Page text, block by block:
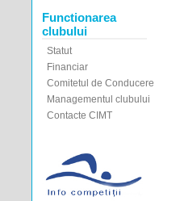
Functionarea
clubului
Statut
Financiar
Comitetul de Conducere
Managementul clubului
Contacte CIMT